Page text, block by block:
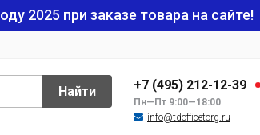
2025 при заказе товара на сайте!
+7 (495) 212-12-39
Пн—Пт 9:00—18:00
info@tdofficetorg.ru
Найти